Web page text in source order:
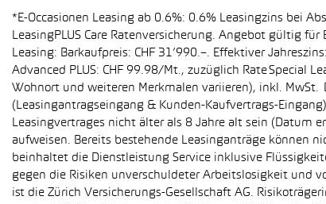
*E-Occasionen Leasing ab 0.6%: 0.6% Leasingzins bei
LeasingPLUS Care Ratenversicherung. Angebot gültig
Leasing: Barkaufpreis: CHF 31’990.–. Effektiver
Advanced PLUS: CHF 99.98/Mt., zuzüglich Rate Special
Wohnort und weiteren Merkmalen variieren), inkl.
(Leasingantragseingang & Kunden-Kaufvertrags-
Leasingvertrages nicht älter als 8 Jahre alt sein (Datum
aufweisen. Bereits bestehende Leasinganträge können
beinhaltet die Dienstleistung Service inklusive
gegen die Risiken unverschuldeter Arbeitslosigkeit und
ist die Zürich Versicherungs-Gesellschaft AG.